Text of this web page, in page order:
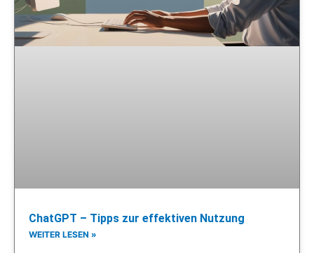
ChatGPT – Tipps zur effektiven Nutzung
WEITER LESEN »